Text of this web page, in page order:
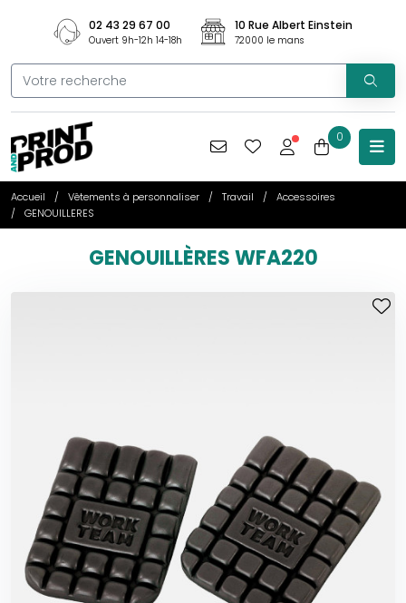
02 43 29 67 00
Ouvert 9h-12h 14-18h
10 Rue Albert Einstein
72000 le mans
0
Accueil Vêtements à personnaliser Travail
Accessoires
GENOUILLERES
GENOUILLÈRES WFA220